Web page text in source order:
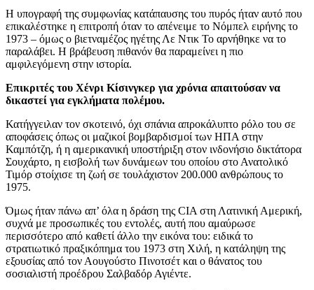
Η υπογραφή της συμφωνίας κατάπαυσης του πυρός ήταν αυτό που
επικαλέστηκε η επιτροπή όταν το απένειμε το Νόμπελ ειρήνης το
1973 – όμως ο βιετναμέζος ηγέτης Λε Ντικ Το αρνήθηκε να το
παραλάβει. Η βράβευση πιθανόν θα παραμείνει η πιο
αμφιλεγόμενη στην ιστορία.
Επικριτές του Χένρι Κίσινγκερ για χρόνια απαιτούσαν να
δικαστεί για εγκλήματα πολέμου.
Κατήγγειλαν τον σκοτεινό, όχι σπάνια απροκάλυπτο ρόλο του σε
αποφάσεις όπως οι μαζικοί βομβαρδισμοί των ΗΠΑ στην
Καμπότζη, ή η αμερικανική υποστήριξη στον ινδονήσιο δικτάτορα
Σουχάρτο, η εισβολή των δυνάμεων του οποίου στο Ανατολικό
Τιμόρ στοίχισε τη ζωή σε τουλάχιστον 200.000 ανθρώπους το
1975.
Όμως ήταν πάνω απ’ όλα η δράση της CIA στη Λατινική Αμερική,
συχνά με προσωπικές του εντολές, αυτή που αμαύρωσε
περισσότερο από καθετί άλλο την εικόνα του: ειδικά το
στρατιωτικό πραξικόπημα του 1973 στη Χιλή, η κατάληψη της
εξουσίας από τον Αουγούστο Πινοτσέτ και ο θάνατος του
σοσιαλιστή προέδρου Σαλβαδόρ Αγιέντε.